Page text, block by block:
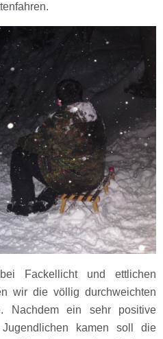
Fackellicht und ettlichen
wir die völlig durchweichten
Nachdem ein sehr positive
kamen soll die